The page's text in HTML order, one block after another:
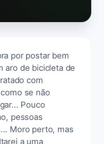
por postar bem
aro de bicicleta de
com
se não
Pouco
pessoas
Moro perto, mas
a uma